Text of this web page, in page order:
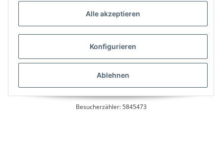
* Alle Preise inkl. gesetzlicher USt., zzgl.
Besucherzähler: 5845473
Alle akzeptieren
Konfigurieren
Ablehnen